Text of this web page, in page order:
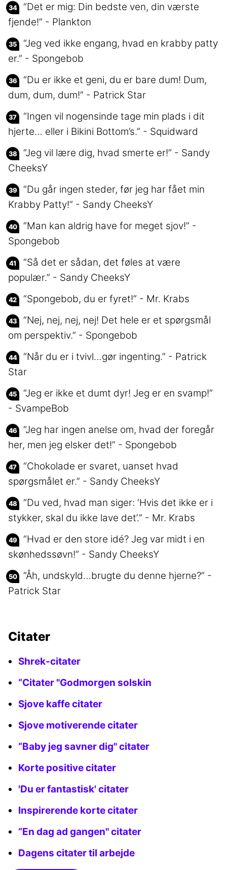
“Det er mig: Din bedste ven, din værste
fjende!” - Plankton
“Jeg ved ikke engang, hvad en krabby patty
er.” - Spongebob
“Du er ikke et geni, du er bare dum! Dum,
dum, dum, dum!” - Patrick Star
“Ingen vil nogensinde tage min plads i dit
hjerte… eller i Bikini Bottom’s.” - Squidward
“Jeg vil lære dig, hvad smerte er!” - Sandy
CheeksY
“Du går ingen steder, før jeg har fået min
Krabby Patty!” - Sandy CheeksY
“Man kan aldrig have for meget sjov!” -
Spongebob
“Så det er sådan, det føles at være
populær.” - Sandy CheeksY
“Spongebob, du er fyret!” - Mr. Krabs
“Nej, nej, nej, nej! Det hele er et spørgsmål
om perspektiv.” - Spongebob
“Når du er i tvivl…gør ingenting.” - Patrick
Star
“Jeg er ikke et dumt dyr! Jeg er en svamp!”
- SvampeBob
“Jeg har ingen anelse om, hvad der foregår
her, men jeg elsker det!” - Spongebob
“Chokolade er svaret, uanset hvad
spørgsmålet er.” - Sandy CheeksY
“Du ved, hvad man siger: ‘Hvis det ikke er i
stykker, skal du ikke lave det’.” - Mr. Krabs
“Hvad er den store idé? Jeg var midt i en
skønhedssøvn!” - Sandy CheeksY
“Åh, undskyld…brugte du denne hjerne?” -
Patrick Star
Citater
Shrek-citater
“Citater "Godmorgen solskin
Sjove kaffe citater
Sjove motiverende citater
“Baby jeg savner dig" citater
Korte positive citater
'Du er fantastisk' citater
Inspirerende korte citater
“En dag ad gangen" citater
Dagens citater til arbejde